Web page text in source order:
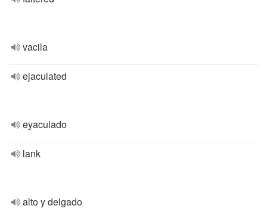
vacila
ejaculated
eyaculado
lank
alto y delgado